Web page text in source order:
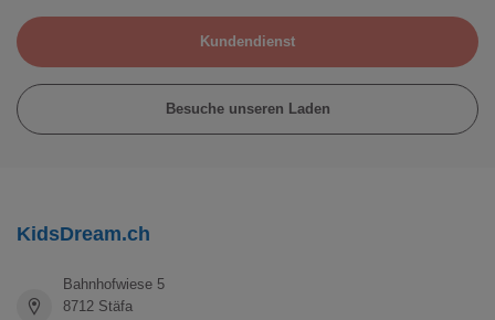
Kundendienst
Besuche unseren Laden
KidsDream.ch
Bahnhofwiese 5
8712 Stäfa